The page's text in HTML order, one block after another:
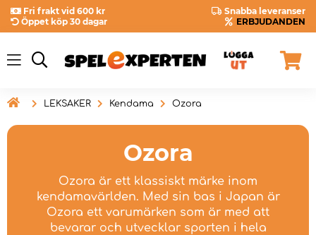
Fri frakt vid 600 kr
Snabba leveranser
Öppet köp 30 dagar
ERBJUDANDEN
 LEKSAKER Kendama Ozora
Ozora
Ozora är ett klassiskt märke inom
kendamavärlden. Med sin bas i Japan är
Ozora ett varumärken som är med att
bevarar och utvecklar sporten i hela